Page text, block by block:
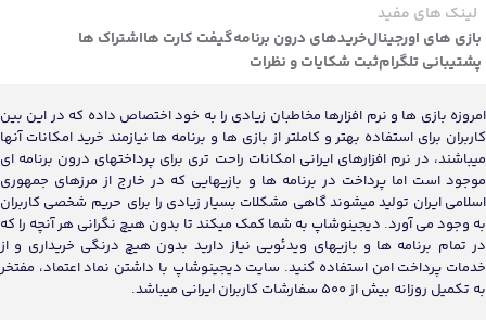
لینک های مفید
بازی های اورجینالخریدهای درون برنامهگیفت کارت هااشتراک ها
پشتیبانی تلگرامثبت شکایات و نظرات
امروزه بازی ها و نرم افزارها مخاطبان زیادی را به خود اختصاص داده که در این بین
کاربران برای استفاده بهتر و کاملتر از بازی ها و برنامه ها نیازمند خرید امکانات آنها
میباشند، در نرم افزارهای ایرانی امکانات راحت تری برای پرداختهای درون برنامه ای
موجود است اما پرداخت در برنامه ها و بازیهایی که در خارج از مرزهای جمهوری
اسلامی ایران تولید میشوند گاهی مشکلات بسیار زیادی را برای حریم شخصی کاربران
به وجود می آورد. دیجینوشاپ به شما کمک میکند تا بدون هیچ نگرانی هر آنچه را که
در تمام برنامه ها و بازیهای ویدئویی نیاز دارید بدون هیچ درنگی خریداری و از
خدمات پرداخت امن استفاده کنید. سایت دیجینوشاپ با داشتن نماد اعتماد، مفتخر
به تکمیل روزانه بیش از 500 سفارشات کاربران ایرانی میباشد.